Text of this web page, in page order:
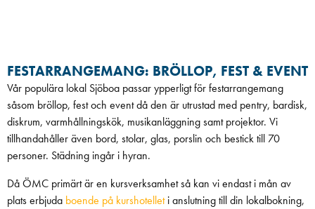
FESTARRANGEMANG: BRÖLLOP, FEST & EVENT
Vår populära lokal Sjöboa passar ypperligt för festarrangemang
såsom bröllop, fest och event då den är utrustad med pentry, bardisk,
diskrum, varmhållningskök, musikanläggning samt projektor. Vi
tillhandahåller även bord, stolar, glas, porslin och bestick till 70
personer. Städning ingår i hyran.
Då ÖMC primärt är en kursverksamhet så kan vi endast i mån av
plats erbjuda boende på kurshotelleti anslutning till din lokalbokning,